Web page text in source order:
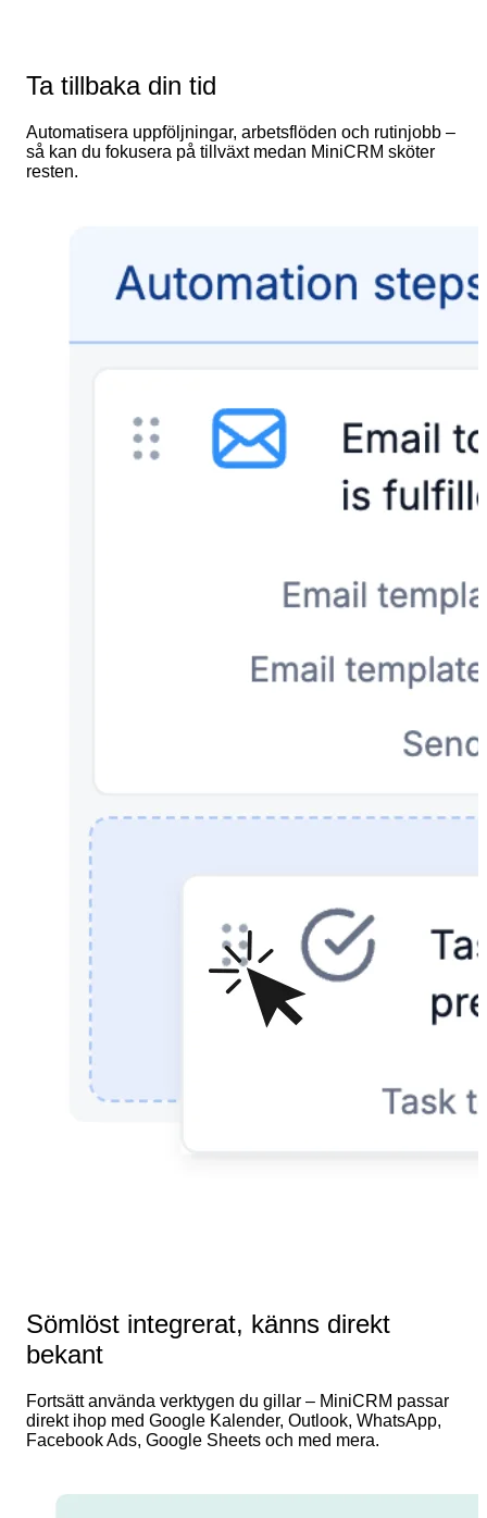
Ta tillbaka din tid
Automatisera uppföljningar, arbetsflöden och rutinjobb –
så kan du fokusera på tillväxt medan MiniCRM sköter
resten.
Sömlöst integrerat, känns direkt
bekant
Fortsätt använda verktygen du gillar – MiniCRM passar
direkt ihop med Google Kalender, Outlook, WhatsApp,
Facebook Ads, Google Sheets och med mera.